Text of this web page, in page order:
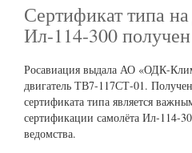
Сертификат типа на
Ил-114-300 получен
Росавиация выдала АО «ОДК-
двигатель ТВ7-117СТ-01.
сертификата типа является
сертификации самолёта Ил-114-
ведомства.